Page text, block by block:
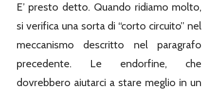
E’ presto detto. Quando ridiamo molto,
si verifica una sorta di “corto circuito” nel
meccanismo descritto nel paragrafo
precedente. Le endorfine, che
dovrebbero aiutarci a stare meglio in un